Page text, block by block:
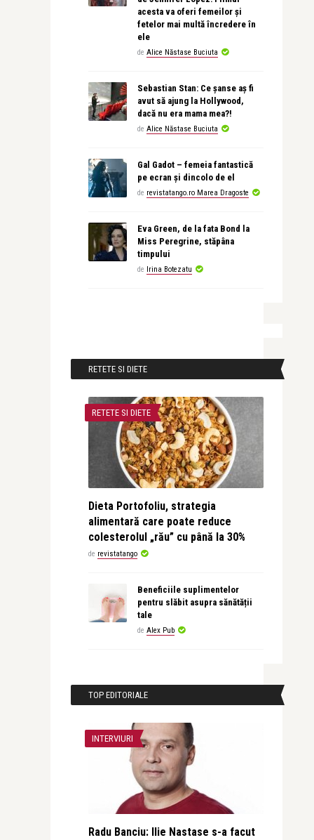
acesta va oferi femeilor și
fetelor mai multă încredere în
ele
de Alice Năstase Buciuta
Sebastian Stan: Ce șanse aș fi
avut să ajung la Hollywood,
dacă nu era mama mea?!
de Alice Năstase Buciuta
Gal Gadot – femeia fantastică
pe ecran și dincolo de el
de revistatango.ro Marea Dragoste
Eva Green, de la fata Bond la
Miss Peregrine, stăpâna
timpului
de Irina Botezatu
RETETE SI DIETE
RETETE SI DIETE
Dieta Portofoliu, strategia
alimentară care poate reduce
colesterolul „rău” cu până la 30%
de revistatango
Beneficiile suplimentelor
pentru slăbit asupra sănătății
tale
de Alex Pub
TOP EDITORIALE
INTERVIURI
Radu Banciu: Ilie Nastase s-a facut